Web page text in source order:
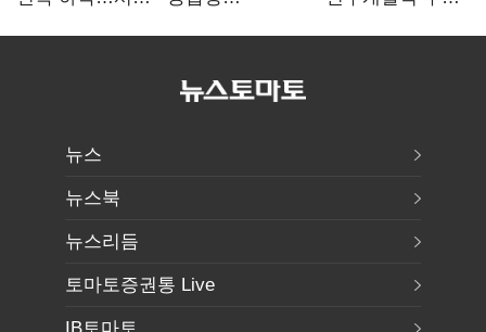
정유, 에너지안보 개선해야”
뉴스
뉴스북
뉴스리듬
토마토증권통 Live